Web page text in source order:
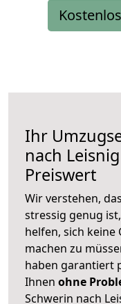
Ihr
nach Leisnig
Preiswert
Wir verstehen,
stressig genug
helfen, sich keine
machen zu
haben garantiert
Ihnen ohne
Schwerin nach